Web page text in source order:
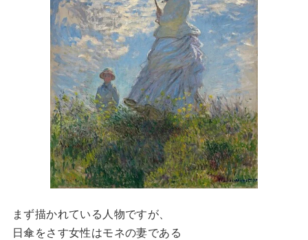
まず描かれている人物ですが、
日傘をさす女性はモネの妻である